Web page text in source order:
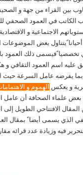
بين القراء من جهة و
الكاتب في العمود الصحفي
الاجتماعية و الاقتصادية
ًيتناول بعض الموضوعات
تخصصيا ًفيسمى ذلك العمود
عليه اسم العمود الثقافي و
بما يفرضه عامل السرعة حيث
و يعكس الهموم و
بعض علماء الصحافة أن عامل
الافتتاحي الطويل
الذي يسمى أيضا ً بمقال
فيه وزيادة عدد قرائه